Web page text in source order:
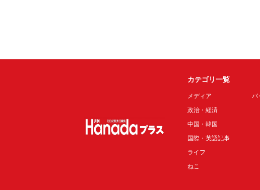
カテゴリ一覧
メディア
政治・経済
中国・韓国
国際・英語記事
ライフ
ねこ
バ